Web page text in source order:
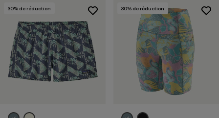
30% de réduction 30% de réduction